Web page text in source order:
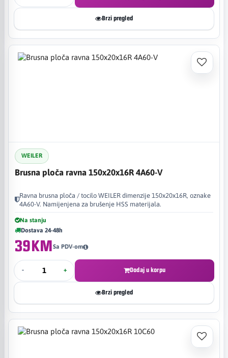
Brzi pregled
WEILER
Brusna ploča ravna 150x20x16R 4A60-V
Ravna brusna ploča / tocilo WEILER dimenzije 150x20x16R, oznake
4A60-V. Namijenjena za brušenje HSS materijala.
Na stanju
Dostava 24-48h
39KMSa PDV-om
- + Dodaj u korpu
Brzi pregled